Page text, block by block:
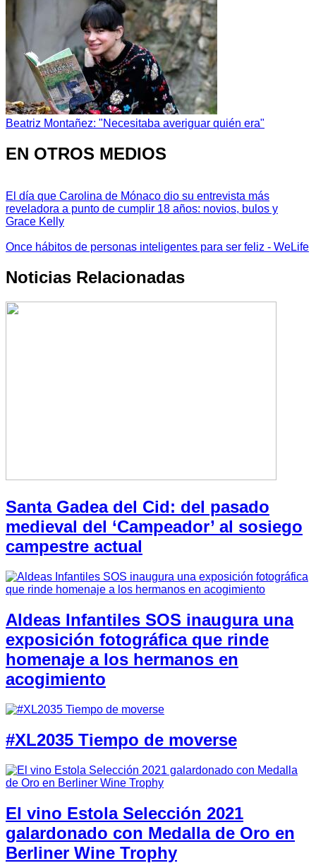
Beatriz Montañez: "Necesitaba averiguar quién era"
EN OTROS MEDIOS
El día que Carolina de Mónaco dio su entrevista más
reveladora a punto de cumplir 18 años: novios, bulos y
Grace Kelly
Once hábitos de personas inteligentes para ser feliz - WeLife
Noticias Relacionadas
Santa Gadea del Cid: del pasado
medieval del ‘Campeador’ al sosiego
campestre actual
Aldeas Infantiles SOS inaugura una
exposición fotográfica que rinde
homenaje a los hermanos en
acogimiento
#XL2035 Tiempo de moverse
El vino Estola Selección 2021
galardonado con Medalla de Oro en
Berliner Wine Trophy